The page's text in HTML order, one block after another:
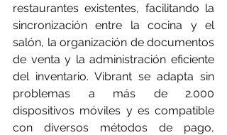
restaurantes existentes, facilitando la
sincronización entre la cocina y el
salón, la organización de documentos
de venta y la administración eficiente
del inventario. Vibrant se adapta sin
problemas a más de 2.000
dispositivos móviles y es compatible
con diversos métodos de pago,